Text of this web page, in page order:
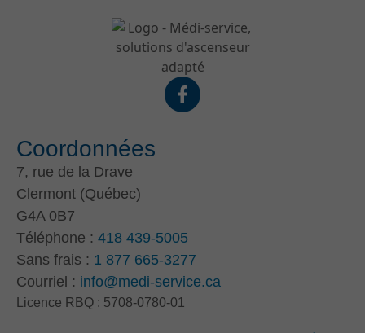
Coordonnées
7, rue de la Drave
Clermont (Québec)
G4A 0B7
Téléphone : 418 439-5005
Sans frais : 1 877 665-3277
Courriel : info@medi-service.ca
Licence RBQ : 5708-0780-01